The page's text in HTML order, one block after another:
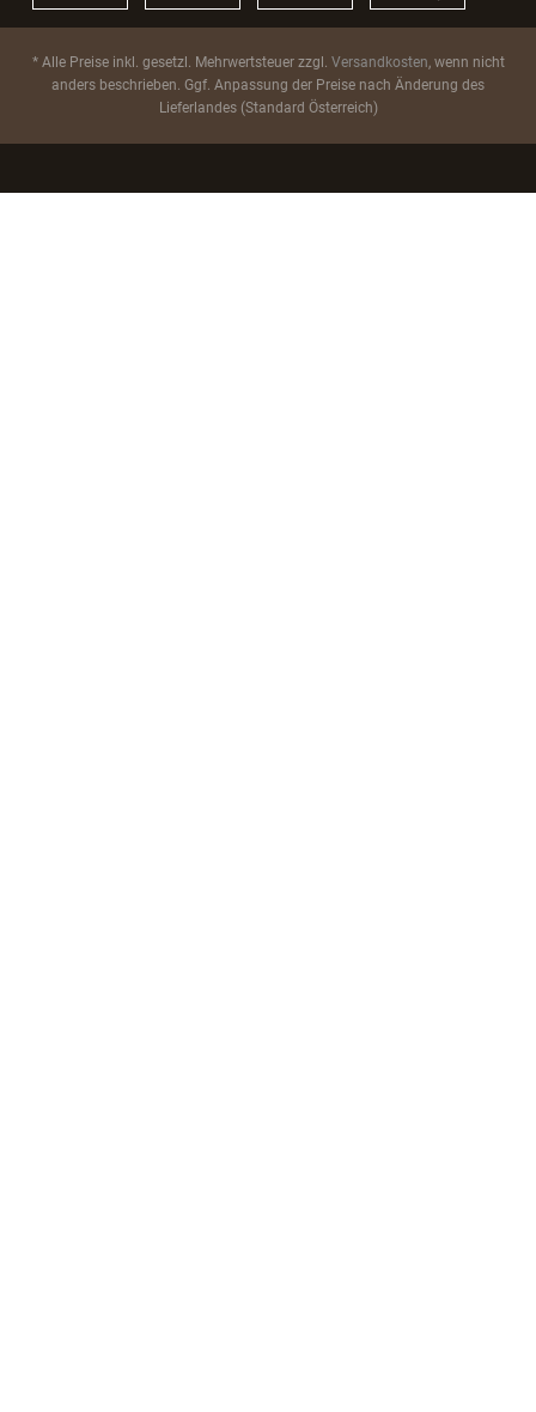
* Alle Preise inkl. gesetzl. Mehrwertsteuer zzgl. Versandkosten, wenn nicht
anders beschrieben. Ggf. Anpassung der Preise nach Änderung des
Lieferlandes (Standard Österreich)